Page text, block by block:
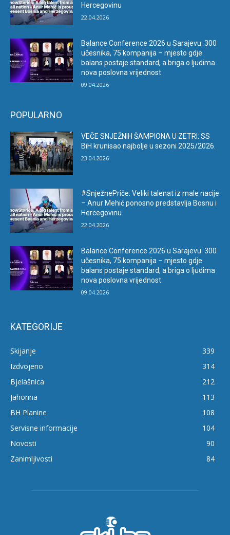
Hercegovinu
22.04.2026
Balance Conference 2026 u Sarajevu: 300
učesnika, 75 kompanija – mjesto gdje
balans postaje standard, a briga o ljudima
nova poslovna vrijednost
09.04.2026
POPULARNO
VEČE SNJEŽNIH ŠAMPIONA U ZETRI: SS
BiH krunisao najbolje u sezoni 2025/2026.
23.04.2026
#SnježnePriče: Veliki talenat iz male nacije
– Anur Mehić ponosno predstavlja Bosnu i
Hercegovinu
22.04.2026
Balance Conference 2026 u Sarajevu: 300
učesnika, 75 kompanija – mjesto gdje
balans postaje standard, a briga o ljudima
nova poslovna vrijednost
09.04.2026
KATEGORIJE
Skijanje
339
Izdvojeno
314
Bjelašnica
212
Jahorina
113
BH Planine
108
Servisne informacije
104
Novosti
90
Zanimljivosti
84